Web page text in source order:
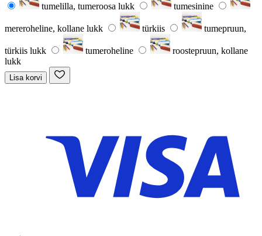
tumelilla, tumeroosa lukk tumesinine
mereroheline, kollane lukk türkiis tumepruun,
türkiis lukk tumeroheline
roostepruun, kollane
lukk
Lisa korvi